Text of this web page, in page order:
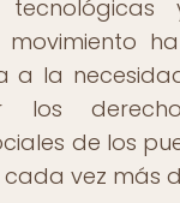
movimiento
a la
de los
vez más